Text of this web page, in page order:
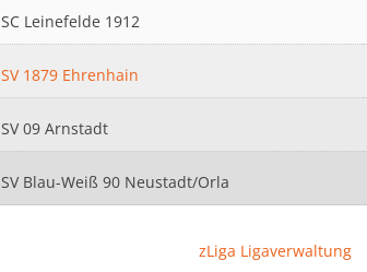
SC Leinefelde 1912
SV 1879 Ehrenhain
SV 09 Arnstadt
SV Blau-Weiß 90 Neustadt/Orla
zLiga Ligaverwaltung